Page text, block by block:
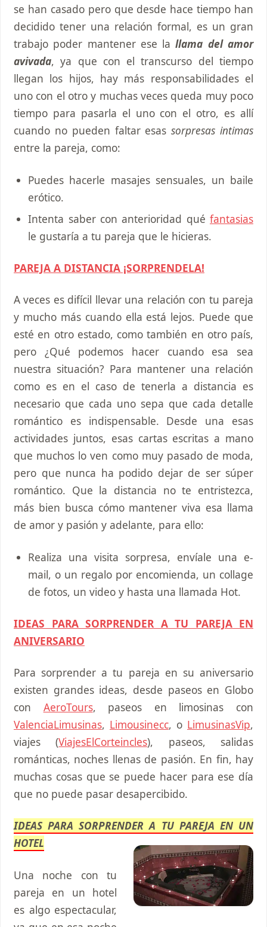
se han casado pero que desde hace tiempo han
decidido tener una relación formal, es un gran
trabajo poder mantener ese lallama del amor
avivada, ya que con el transcurso del tiempo
llegan los hijos, hay más responsabilidades el
uno con el otro y muchas veces queda muy poco
tiempo para pasarla el uno con el otro, es allí
cuando no pueden faltar esassorpresas intimas
entre la pareja, como:
Puedes hacerle masajes sensuales, un baile
erótico.
Intenta saber con anterioridad qué fantasias
le gustaría a tu pareja que le hicieras.
PAREJA A DISTANCIA ¡SORPRENDELA!
A veces es difícil llevar una relación con tu pareja
y mucho más cuando ella está lejos. Puede que
esté en otro estado, como también en otro país,
pero ¿Qué podemos hacer cuando esa sea
nuestra situación? Para mantener una relación
como es en el caso de tenerla a distancia es
necesario que cada uno sepa que cada detalle
romántico es indispensable. Desde una esas
actividades juntos, esas cartas escritas a mano
que muchos lo ven como muy pasado de moda,
pero que nunca ha podido dejar de ser súper
romántico. Que la distancia no te entristezca,
más bien busca cómo mantener viva esa llama
de amor y pasión y adelante, para ello:
Realiza una visita sorpresa, envíale una e-
mail, o un regalo por encomienda, un collage
de fotos, un video y hasta una llamada Hot.
IDEAS PARA SORPRENDER A TU PAREJA EN
ANIVERSARIO
Para sorprender a tu pareja en su aniversario
existen grandes ideas, desde paseos en Globo
con AeroTours, paseos en limosinas con
ValenciaLimusinas, Limousinecc, o LimusinasVip,
viajes (ViajesElCorteincles), paseos, salidas
románticas, noches llenas de pasión. En fin, hay
muchas cosas que se puede hacer para ese día
que no puede pasar desapercibido.
IDEAS PARA SORPRENDER A TU PAREJA EN UN
HOTEL
Una noche con tu
pareja en un hotel
es algo espectacular,